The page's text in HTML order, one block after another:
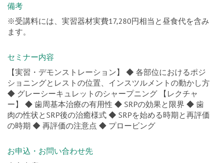
備考
※受講料には、実習器材実費17,280円相当と昼食代を含み
ます。
セミナー内容
【実習・デモンストレーション】 ◆ 各部位におけるポジ
ショニングとレストの位置、インスツルメントの動かし方
◆ グレーシーキュレットのシャープニング 【レクチャ
ー】 ◆ 歯周基本治療の有用性 ◆ SRPの効果と限界 ◆ 歯
肉の性状とSRP後の治癒様式 ◆ SRPを始める時期と再評価
の時期 ◆ 再評価の注意点 ◆ プロービング
お申込・お問い合わせ先